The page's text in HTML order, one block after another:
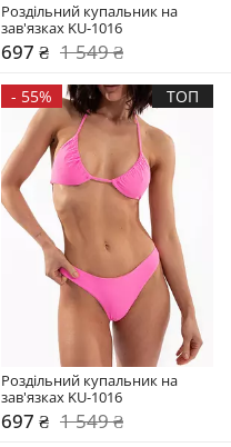
Роздільний купальник на
зав'язках KU-1016
697 ₴ 1 549 ₴
- 55% ТОП
Роздільний купальник на
зав'язках KU-1016
697 ₴ 1 549 ₴